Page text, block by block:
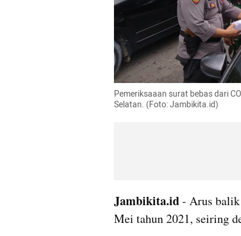
Pemeriksaaan surat bebas dari
Selatan. (Foto: Jambikita.id)
Jambikita.id - Arus
Mei tahun 2021, seiring